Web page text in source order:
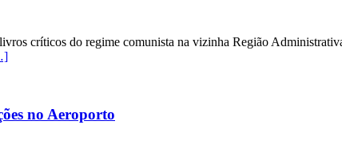
críticos do regime comunista na vizinha Região
no Aeroporto